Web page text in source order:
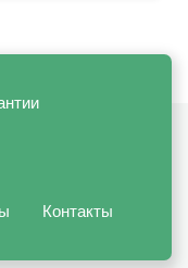
Контакты